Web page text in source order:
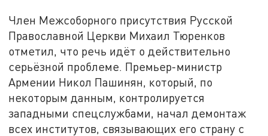
Член Межсоборного присутствия Русской
Православной Церкви Михаил Тюренков
отметил, что речь идёт о действительно
серьёзной проблеме. Премьер-министр
Армении Никол Пашинян, который, по
некоторым данным, контролируется
западными спецслужбами, начал демонтаж
всех институтов, связывающих его страну с